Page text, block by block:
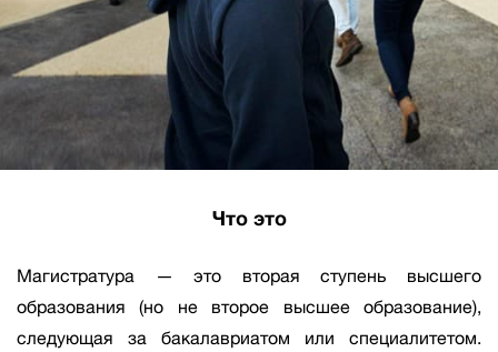
Что это
Магистратура — это вторая ступень высшего
образования (но не второе высшее образование),
следующая за бакалавриатом или специалитетом.